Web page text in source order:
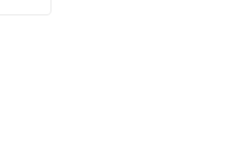
là: